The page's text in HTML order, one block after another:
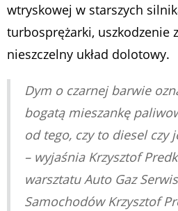
wtryskowej w starszych
turbosprężarki, uszkodzenie
nieszczelny układ dolotowy.
Dym o czarnej barwie
bogatą mieszankę
od tego, czy to diesel czy
– wyjaśnia Krzysztof
warsztatu Auto Gaz
Samochodów Krzysztof